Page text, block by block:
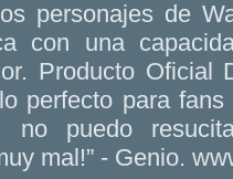
personajes de
con una
Producto Oficial
perfecto para
no puedo
mal!” - Genio.